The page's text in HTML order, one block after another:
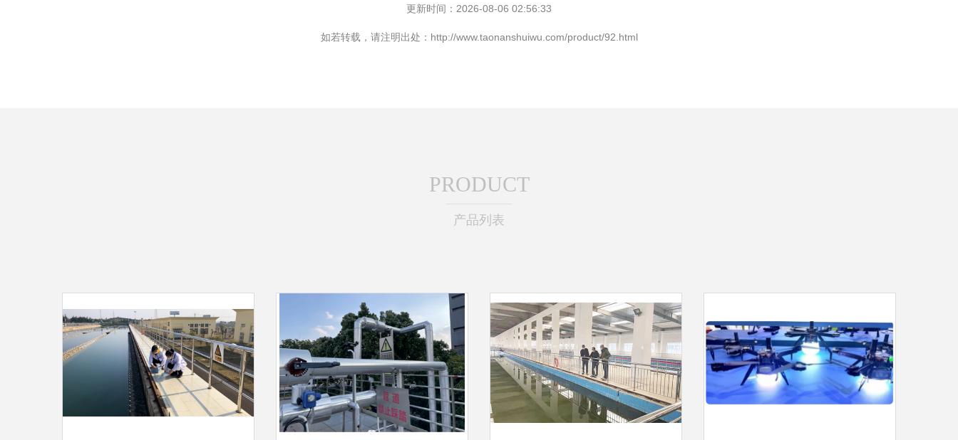
更新时间：2026-08-06 02:56:33
如若转载，请注明出处：http://www.taonanshuiwu.com/product/92.html
PRODUCT
产品列表